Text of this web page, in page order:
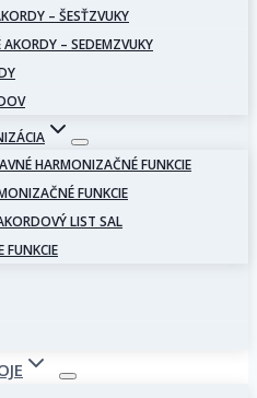
– ŠESŤZVUKY
AKORDY – SEDEMZVUKY
HARMONIZAČNÉ FUNKCIE
FUNKCIE
LIST SAL
FUNKCIE